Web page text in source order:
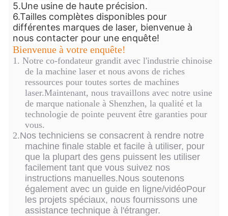
5.Une usine de haute précision.
6.Tailles complètes disponibles pour
différentes marques de laser, bienvenue à
nous contacter pour une enquête!
Bienvenue à votre enquête!
1. Notre co-fondateur grandit avec l'industrie chinoise
de la machine laser et nous avons de riches
ressources pour toutes sortes de machines
laser.Maintenant, nous travaillons avec notre usine
de marque nationale à Shenzhen, la qualité et la
technologie de pointe peuvent être garanties pour
vous.
2.Nos techniciens se consacrent à rendre notre
machine finale stable et facile à utiliser, pour
que la plupart des gens puissent les utiliser
facilement tant que vous suivez nos
instructions manuelles.Nous soutenons
également avec un guide en ligne/vidéoPour
les projets spéciaux, nous fournissons une
assistance technique à l'étranger.